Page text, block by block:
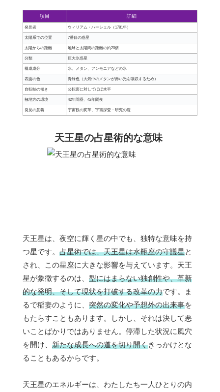
項目 詳細
発見者 ウィリアム・ハーシェル（1781年）
太陽系での位置 7番目の惑星
太陽からの距離 地球と太陽間の距離の約20倍
分類 巨大氷惑星
構成成分 水、メタン、アンモニアなどの氷
表面の色 青緑色（大気中のメタンが赤い光を吸収するため）
自転軸の傾き 公転面に対してほぼ水平
極地方の環境 42年間昼、42年間夜
発見の意義 宇宙観の変革、宇宙探査・研究の礎
天王星の占星術的な意味
天王星は、夜空に輝く星の中でも、独特な意味を持
つ星です。 占星術では、天王星は水瓶座の守護星と
され、この星座に大きな影響を与えています。天王
星が象徴するのは、 型にはまらない独創性や、革新
的な発明、そして現状を打破する改革の力です。ま
るで稲妻のように、 突然の変化や予想外の出来事を
もたらすこともあります。しかし、それは決して悪
いことばかりではありません。停滞した状況に風穴
を開け、 新たな成長への道を切り開くきっかけとな
ることもあるからです。
天王星のエネルギーは、わたしたち一人ひとりの内